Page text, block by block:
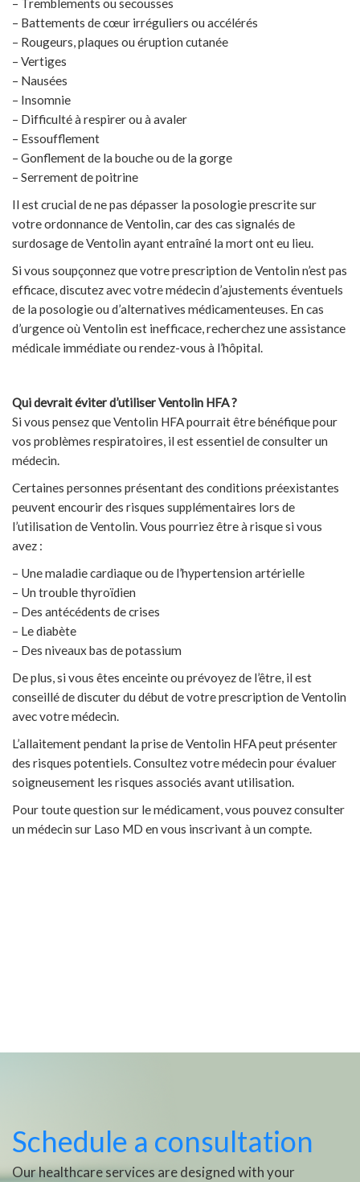
– Tremblements ou secousses
– Battements de cœur irréguliers ou accélérés
– Rougeurs, plaques ou éruption cutanée
– Vertiges
– Nausées
– Insomnie
– Difficulté à respirer ou à avaler
– Essoufflement
– Gonflement de la bouche ou de la gorge
– Serrement de poitrine
Il est crucial de ne pas dépasser la posologie prescrite sur
votre ordonnance de Ventolin, car des cas signalés de
surdosage de Ventolin ayant entraîné la mort ont eu lieu.
Si vous soupçonnez que votre prescription de Ventolin n’est pas
efficace, discutez avec votre médecin d’ajustements éventuels
de la posologie ou d’alternatives médicamenteuses. En cas
d’urgence où Ventolin est inefficace, recherchez une assistance
médicale immédiate ou rendez-vous à l’hôpital.
Qui devrait éviter d’utiliser Ventolin HFA ?
Si vous pensez que Ventolin HFA pourrait être bénéfique pour
vos problèmes respiratoires, il est essentiel de consulter un
médecin.
Certaines personnes présentant des conditions préexistantes
peuvent encourir des risques supplémentaires lors de
l’utilisation de Ventolin. Vous pourriez être à risque si vous
avez :
– Une maladie cardiaque ou de l’hypertension artérielle
– Un trouble thyroïdien
– Des antécédents de crises
– Le diabète
– Des niveaux bas de potassium
De plus, si vous êtes enceinte ou prévoyez de l’être, il est
conseillé de discuter du début de votre prescription de Ventolin
avec votre médecin.
L’allaitement pendant la prise de Ventolin HFA peut présenter
des risques potentiels. Consultez votre médecin pour évaluer
soigneusement les risques associés avant utilisation.
Pour toute question sur le médicament, vous pouvez consulter
un médecin sur Laso MD en vous inscrivant à un compte.
Schedule a consultation
Our healthcare services are designed with your